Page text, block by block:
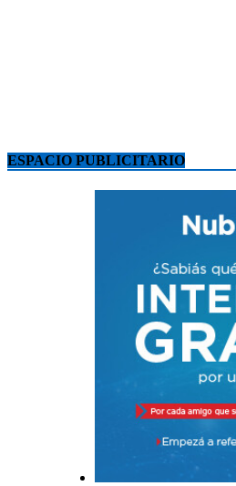
ESPACIO PUBLICITARIO